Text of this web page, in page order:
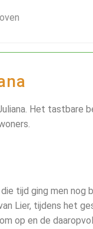
Het tastbare
tijd ging men nog
Lier, tijdens het
op en de